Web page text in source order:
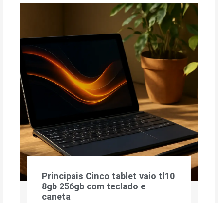
Principais Cinco tablet vaio tl10
8gb 256gb com teclado e
caneta